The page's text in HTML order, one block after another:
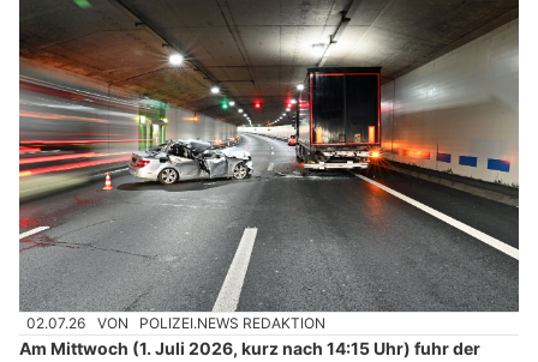
02.07.26 VON POLIZEI.NEWS REDAKTION
Am Mittwoch (1. Juli 2026, kurz nach 14:15 Uhr) fuhr der